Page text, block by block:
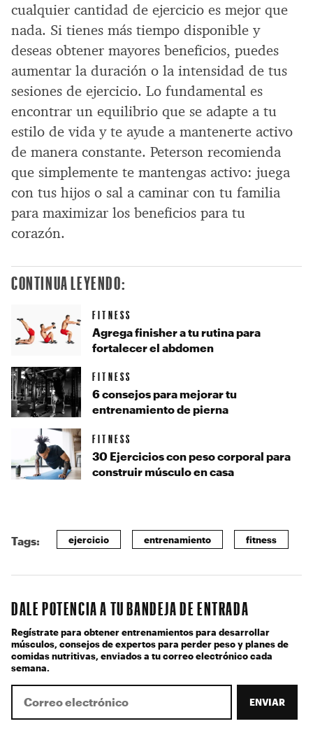
cualquier cantidad de ejercicio es mejor que
nada. Si tienes más tiempo disponible y
deseas obtener mayores beneficios, puedes
aumentar la duración o la intensidad de tus
sesiones de ejercicio. Lo fundamental es
encontrar un equilibrio que se adapte a tu
estilo de vida y te ayude a mantenerte activo
de manera constante. Peterson recomienda
que simplemente te mantengas activo: juega
con tus hijos o sal a caminar con tu familia
para maximizar los beneficios para tu
corazón.
CONTINUA LEYENDO:
FITNESS
Agrega finisher a tu rutina para
fortalecer el abdomen
FITNESS
6 consejos para mejorar tu
entrenamiento de pierna
FITNESS
30 Ejercicios con peso corporal para
construir músculo en casa
Tags: ejercicio entrenamiento fitness
DALE POTENCIA A TU BANDEJA DE ENTRADA
Regístrate para obtener entrenamientos para desarrollar
músculos, consejos de expertos para perder peso y planes de
comidas nutritivas, enviados a tu correo electrónico cada
semana.
ENVIAR